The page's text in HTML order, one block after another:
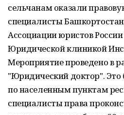
сельчанам оказали
специалисты
Ассоциации юристов России
Юридической клиникой
Мероприятие проведено в
"Юридический доктор".
по населенным пунктам
специалисты права